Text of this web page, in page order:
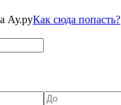
Ау.руКак сюда попасть?